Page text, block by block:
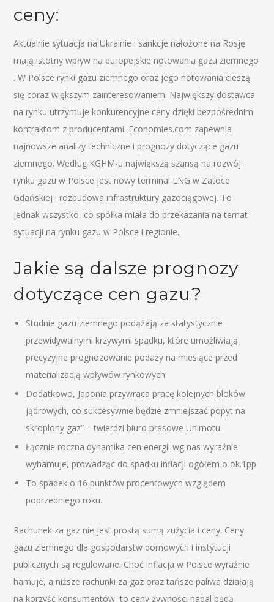
ceny:
Aktualnie sytuacja na Ukrainie i sankcje nałożone na Rosję
mają istotny wpływ na europejskie notowania gazu ziemnego​
. W Polsce rynki gazu ziemnego oraz jego notowania cieszą
się coraz większym zainteresowaniem. Największy dostawca
na rynku utrzymuje konkurencyjne ceny dzięki bezpośrednim
kontraktom z producentami. Economies.com zapewnia
najnowsze analizy techniczne i prognozy dotyczące gazu
ziemnego. Według KGHM-u największą szansą na rozwój
rynku gazu w Polsce jest nowy terminal LNG w Zatoce
Gdańskiej i rozbudowa infrastruktury gazociągowej. To
jednak wszystko, co spółka miała do przekazania na temat
sytuacji na rynku gazu w Polsce i regionie.
Jakie są dalsze prognozy
dotyczące cen gazu?
Studnie gazu ziemnego podążają za statystycznie
przewidywalnymi krzywymi spadku, które umożliwiają
precyzyjne prognozowanie podaży na miesiące przed
materializacją wpływów rynkowych.
Dodatkowo, Japonia przywraca pracę kolejnych bloków
jądrowych, co sukcesywnie będzie zmniejszać popyt na
skroplony gaz” – twierdzi biuro prasowe Unimotu.
Łącznie roczna dynamika cen energii wg nas wyraźnie
wyhamuje, prowadząc do spadku inflacji ogółem o ok.1pp.
To spadek o 16 punktów procentowych względem
poprzedniego roku.
Rachunek za gaz nie jest prostą sumą zużycia i ceny. Ceny
gazu ziemnego dla gospodarstw domowych i instytucji
publicznych są regulowane. Choć inflacja w Polsce wyraźnie
hamuje, a niższe rachunki za gaz oraz tańsze paliwa działają
na korzyść konsumentów, to ceny żywności nadal będą